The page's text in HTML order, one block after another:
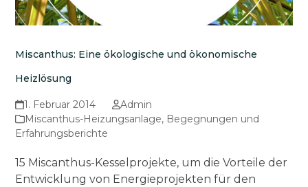
Miscanthus: Eine ökologische und ökonomische
Heizlösung
1. Februar 2014
Admin
Miscanthus-Heizungsanlage, Begegnungen und
Erfahrungsberichte
15 Miscanthus-Kesselprojekte, um die Vorteile der
Entwicklung von Energieprojekten für den